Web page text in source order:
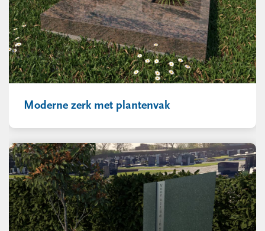
Moderne zerk met plantenvak